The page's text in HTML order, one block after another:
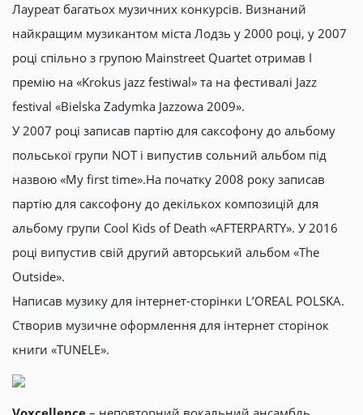
Лауреат багатьох музичних конкурсів. Визнаний
найкращим музикантом міста Лодзь у 2000 році, у 2007
році спільно з групою Mainstreet Quartet отримав І
премію на «Krokus jazz festiwal» та на фестивалі Jazz
festival «Bielska Zadymka Jazzowa 2009».
У 2007 році записав партію для саксофону до альбому
польської групи NOT і випустив сольний альбом під
назвою «My first time».На початку 2008 року записав
партію для саксофону до декількох композицій для
альбому групи Cool Kids of Death «AFTERPARTY». У 2016
році випустив свій другий авторський альбом «The
Outside».
Написав музику для інтернет-сторінки L’OREAL POLSKA.
Створив музичне оформлення для інтернет сторінок
книги «TUNELE».